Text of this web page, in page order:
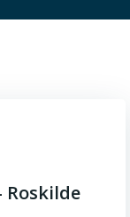
Roskilde